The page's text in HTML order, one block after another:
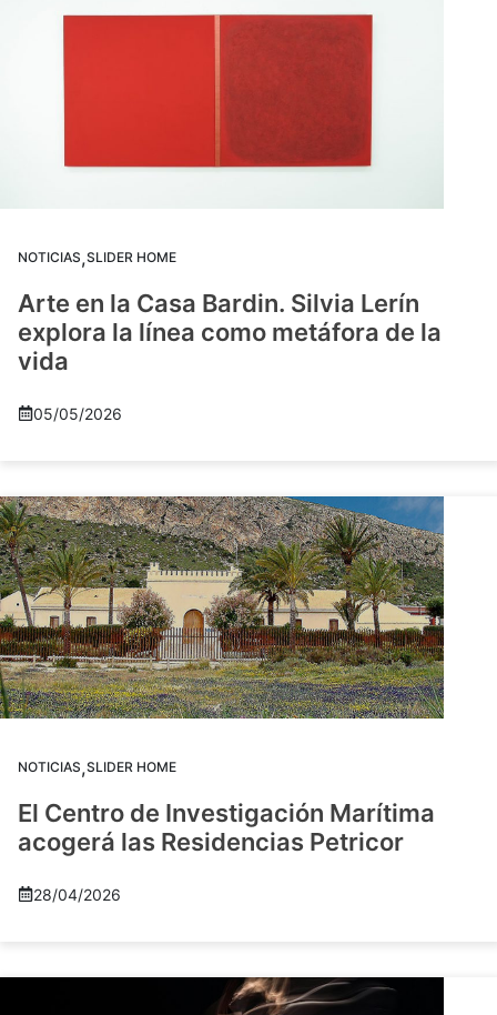
NOTICIAS,SLIDER HOME
Arte en la Casa Bardin. Silvia Lerín
explora la línea como metáfora de la
vida
05/05/2026
NOTICIAS,SLIDER HOME
El Centro de Investigación Marítima
acogerá las Residencias Petricor
28/04/2026